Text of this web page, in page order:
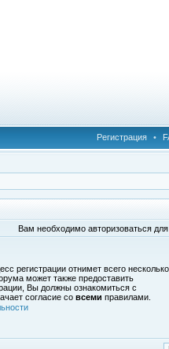
Регистрация •
Вам необходимо авторизоваться
регистрации отнимет всего несколько
может также предоставить
Вы должны ознакомиться с
согласие со всеми правилами.